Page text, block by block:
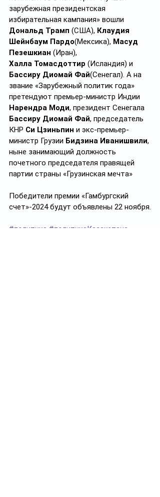
зарубежная президентская
избирательная кампания» вошли
Дональд Трамп (США), Клаудия
Шейнбаум Пардо(Мексика), Масуд
Пезешкиан (Иран),
Халла Томасдоттир (Исландия) и
Бассиру Диомай Фай(Сенегал). А на
звание «Зарубежный политик года»
претендуют премьер-министр Индии
Нарендра Моди, президент Сенегала
Бассиру Диомай Фай, председатель
КНР Си Цзиньпин и экс-премьер-
министр Грузии Бидзина Иванишвили,
ныне занимающий должность
почетного председателя правящей
партии страны «Грузинская мечта»
Победители премии «Гамбургский
счет»-2024 будут объявлены 22 ноября.
#политика #политикаКазахстана